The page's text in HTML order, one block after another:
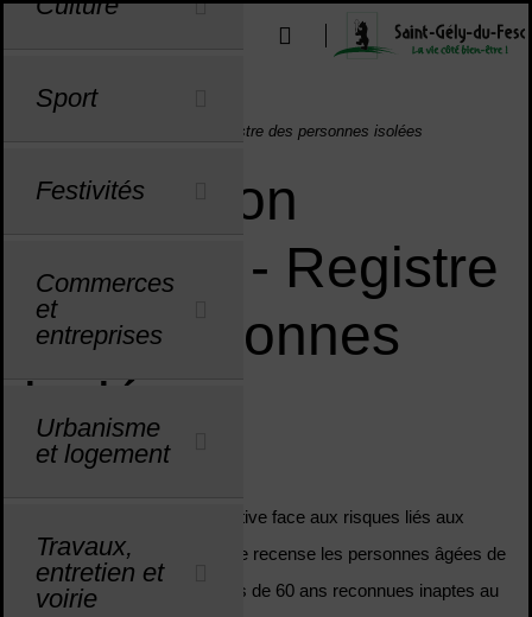
Menu de raccourcis
Outils d'aide à l'accessibilité
Sport
Festivités
Commerces
et
entreprises
Urbanisme
et logement
Travaux,
entretien et
voirie
Vous êtes ici :
Accueil
Prévention canicule - Registre des personnes isolées
Prévention
canicule - Registre
des personnes
isolées
Dans une démarche préventive face aux risques liés aux
épisodes caniculaires, la ville recense les personnes âgées de
65 ans et plus, celles de plus de 60 ans reconnues inaptes au